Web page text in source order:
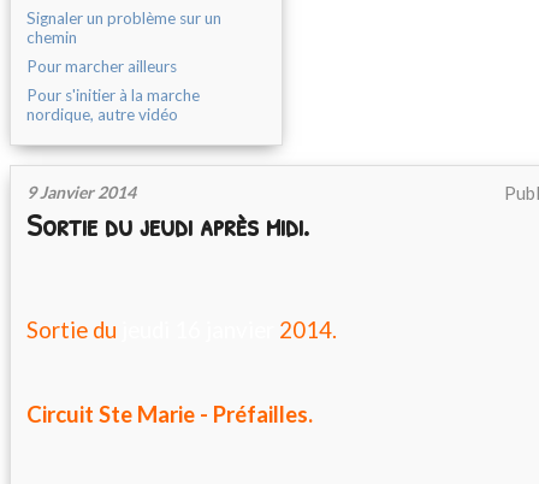
Signaler un problème sur un
chemin
Pour marcher ailleurs
Pour s'initier à la marche
nordique, autre vidéo
9 Janvier 2014
Sortie du jeudi après midi.
Sortie du 2014.
Circuit Ste Marie - Préfailles.